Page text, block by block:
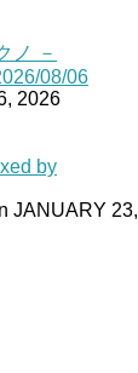
ノ －
08/06
2026
by
JANUARY 23,